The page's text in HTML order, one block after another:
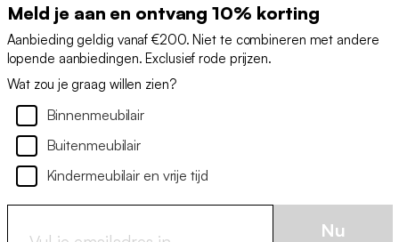
Meld je aan en ontvang 10% korting
Aanbieding geldig vanaf €200. Niet te combineren met andere
lopende aanbiedingen. Exclusief rode prijzen.
Wat zou je graag willen zien?
Binnenmeubilair
Buitenmeubilair
Kindermeubilair en vrije tijd
Nu